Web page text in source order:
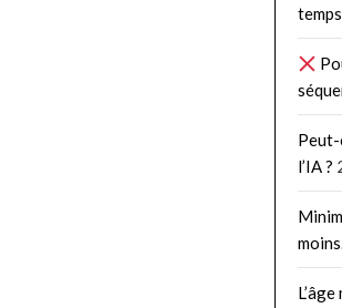
Peut-
l’IA ?